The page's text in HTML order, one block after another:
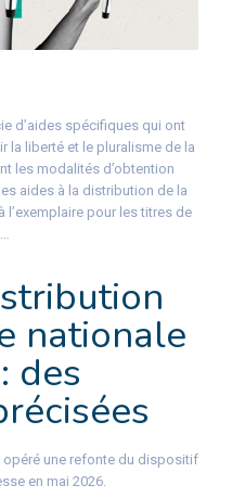
d’aides spécifiques qui ont
la liberté et le pluralisme de la
les modalités d’obtention
aides à la distribution de la
l’exemplaire pour les titres de
nationale
des
opéré une refonte du dispositif
en mai 2026.